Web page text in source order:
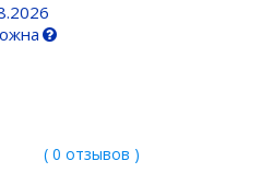
( 0 отзывов )